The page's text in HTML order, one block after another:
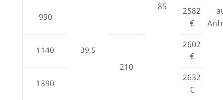
85
990
39,5
2582
€
1140
210
2602
€
1390
2632
€